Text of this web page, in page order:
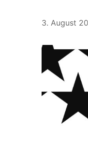
3. August